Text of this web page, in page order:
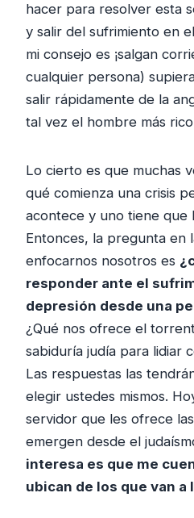
hacer para resolver esta
y salir del sufrimiento en
mi consejo es ¡salgan
cualquier persona)
salir rápidamente de la
tal vez el hombre más
Lo cierto es que muchas
qué comienza una crisis
acontece y uno tiene que
Entonces, la pregunta en
enfocarnos nosotros es
responder ante el
depresión desde una
¿Qué nos ofrece el
sabiduría judía para lidiar
Las respuestas las
elegir ustedes mismos.
servidor que les ofrece
emergen desde el
interesa es que me
ubican de los que van a